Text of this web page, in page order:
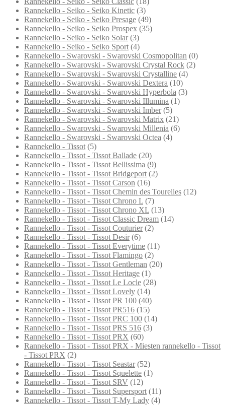
Rannekello - Seiko - Seiko Kinetic (3)
Rannekello - Seiko - Seiko Presage (49)
Rannekello - Seiko - Seiko Prospex (35)
Rannekello - Seiko - Seiko Solar (3)
Rannekello - Seiko - Seiko Sport (4)
Rannekello - Swarovski - Swarovski Cosmopolitan (0)
Rannekello - Swarovski - Swarovski Crystal Rock (2)
Rannekello - Swarovski - Swarovski Crystalline (4)
Rannekello - Swarovski - Swarovski Dextera (10)
Rannekello - Swarovski - Swarovski Hyperbola (3)
Rannekello - Swarovski - Swarovski Illumina (1)
Rannekello - Swarovski - Swarovski Imber (5)
Rannekello - Swarovski - Swarovski Matrix (21)
Rannekello - Swarovski - Swarovski Millenia (6)
Rannekello - Swarovski - Swarovski Octea (4)
Rannekello - Tissot (5)
Rannekello - Tissot - Tissot Ballade (20)
Rannekello - Tissot - Tissot Bellissima (9)
Rannekello - Tissot - Tissot Bridgeport (2)
Rannekello - Tissot - Tissot Carson (16)
Rannekello - Tissot - Tissot Chemin des Tourelles (12)
Rannekello - Tissot - Tissot Chrono L (7)
Rannekello - Tissot - Tissot Chrono XL (13)
Rannekello - Tissot - Tissot Classic Dream (14)
Rannekello - Tissot - Tissot Couturier (2)
Rannekello - Tissot - Tissot Desir (6)
Rannekello - Tissot - Tissot Everytime (11)
Rannekello - Tissot - Tissot Flamingo (2)
Rannekello - Tissot - Tissot Gentleman (20)
Rannekello - Tissot - Tissot Heritage (1)
Rannekello - Tissot - Tissot Le Locle (28)
Rannekello - Tissot - Tissot Lovely (14)
Rannekello - Tissot - Tissot PR 100 (40)
Rannekello - Tissot - Tissot PR516 (15)
Rannekello - Tissot - Tissot PRC 100 (14)
Rannekello - Tissot - Tissot PRS 516 (3)
Rannekello - Tissot - Tissot PRX (60)
Rannekello - Tissot - Tissot PRX - Miesten rannekello - Tissot
- Tissot PRX (2)
Rannekello - Tissot - Tissot Seastar (52)
Rannekello - Tissot - Tissot Squelette (1)
Rannekello - Tissot - Tissot SRV (12)
Rannekello - Tissot - Tissot Supersport (11)
Rannekello - Tissot - Tissot T-My Lady (4)